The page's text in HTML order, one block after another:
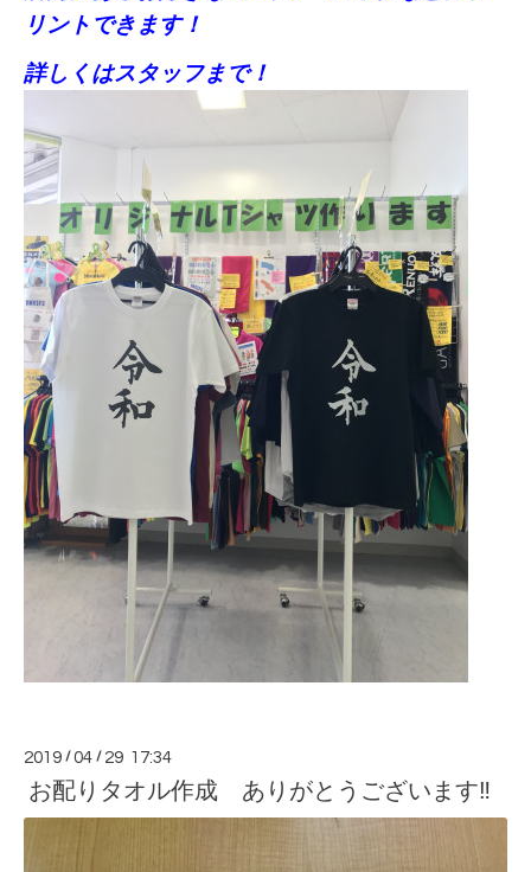
リントできます！
詳しくはスタッフまで！
2019 /04 / 29 17:34
お配りタオル作成 ありがとうございます‼